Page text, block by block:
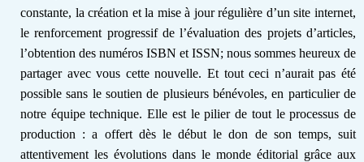
constante, la création et la mise à jour régulière d’un site internet,
le renforcement progressif de l’évaluation des projets d’articles,
l’obtention des numéros ISBN et ISSN; nous sommes heureux de
partager avec vous cette nouvelle. Et tout ceci n’aurait pas été
possible sans le soutien de plusieurs bénévoles, en particulier de
notre équipe technique. Elle est le pilier de tout le processus de
production : a offert dès le début le don de son temps, suit
attentivement les évolutions dans le monde éditorial grâce aux